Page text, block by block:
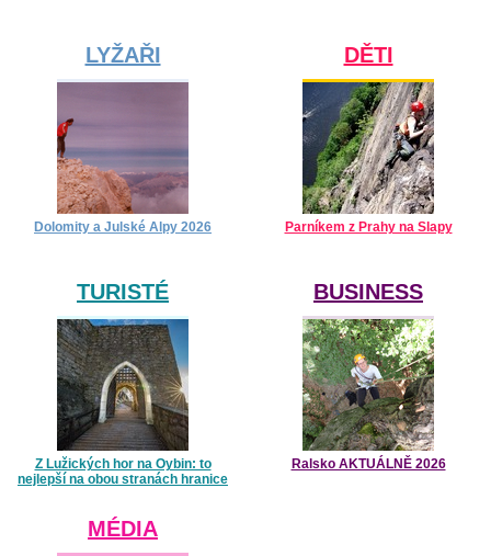
LYŽAŘI
Dolomity a Julské Alpy 2026
DĚTI
Parníkem z Prahy na Slapy
TURISTÉ
Z Lužických hor na Oybin: to
nejlepší na obou stranách hranice
BUSINESS
Ralsko AKTUÁLNĚ 2026
MÉDIA